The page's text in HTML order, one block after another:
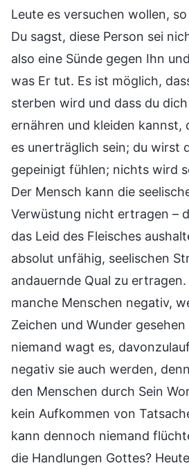
Leute es versuchen wollen,
Du sagst, diese Person sei
also eine Sünde gegen Ihn
was Er tut. Es ist möglich,
sterben wird und dass du
ernähren und kleiden kannst,
es unerträglich sein; du wirst
gepeinigt fühlen; nichts wird
Der Mensch kann die
Verwüstung nicht ertragen –
das Leid des Fleisches
absolut unfähig, seelischen
andauernde Qual zu
manche Menschen negativ,
Zeichen und Wunder
niemand wagt es,
negativ sie auch werden,
den Menschen durch Sein
kein Aufkommen von
kann dennoch niemand
die Handlungen Gottes?